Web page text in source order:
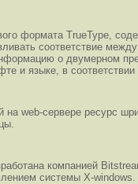
формата TrueType,
соответствие
о двумерном
языке, в соответствии
на web-сервере ресурс
компанией
системы X-windows.